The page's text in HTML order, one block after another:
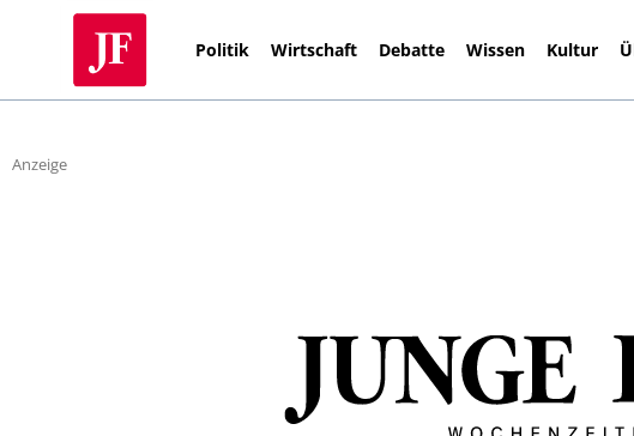
Politik Wirtschaft Debatte Wissen Kultur
Anzeige